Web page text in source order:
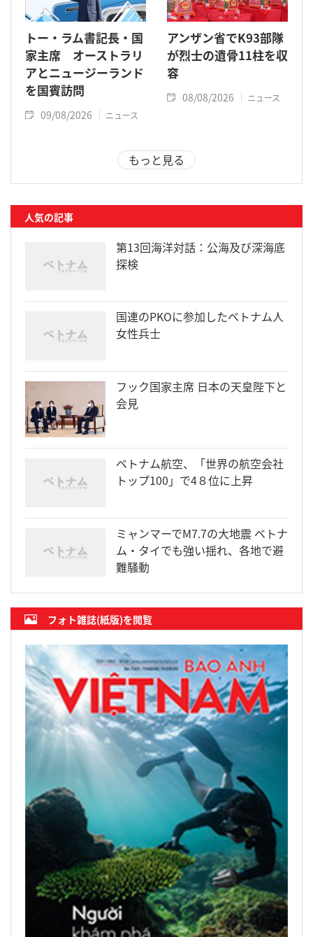
トー・ラム書記長・国
家主席 オーストラリ
アとニュージーランド
を国賓訪問
09/08/2026 ニュース
アンザン省でK93部隊
が烈士の遺骨11柱を収
容
08/08/2026 ニュース
もっと見る
人気の記事
第13回海洋対話：公海及び深海底
探検
国連のPKOに参加したベトナム人
女性兵士
フック国家主席 日本の天皇陛下と
会見
ベトナム航空、「世界の航空会社
トップ100」で4８位に上昇
ミャンマーでM7.7の大地震 ベトナ
ム・タイでも強い揺れ、各地で避
難騒動
フォト雑誌(紙版)を閲覧